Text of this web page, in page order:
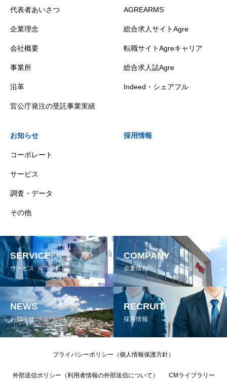
代表者あいさつ
企業理念
会社概要
事業所
沿革
官公庁発注の受託事業実績
AGREARMS
総合求人サイトAgre
転職サイトAgreキャリア
総合求人誌Agre
Indeed・シェアフル
お知らせ
コーポレート
サービス
調査・データ
その他
採用情報
SERVICE
サービス
COMPANY
企業情報
NEWS
お知らせ
RECRUIT
採用情報
プライバシーポリシー（個人情報保護方針）
外部送信ポリシー（利用者情報の外部送信について） CMライブラリー